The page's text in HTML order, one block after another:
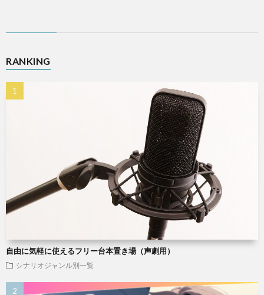
RANKING
自由に気軽に使えるフリー台本置き場（声劇用）
シナリオジャンル別一覧